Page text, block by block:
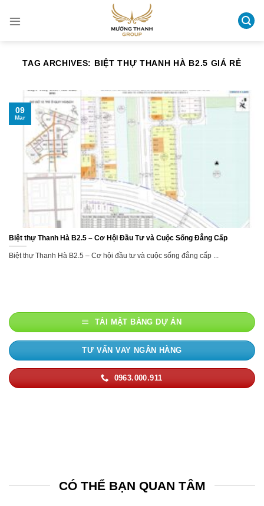
TAG ARCHIVES: BIỆT THỰ THANH HÀ B2.5 GIÁ RẺ
Biệt thự Thanh Hà B2.5 – Cơ Hội Đầu Tư và Cuộc Sống Đẳng Cấp
Biệt thự Thanh Hà B2.5 – Cơ hội đầu tư và cuộc sống đẳng cấp ...
09
Mar
TẢI MẶT BẰNG DỰ ÁN
TƯ VẤN VAY NGÂN HÀNG
0963.000.911
CÓ THỂ BẠN QUAN TÂM